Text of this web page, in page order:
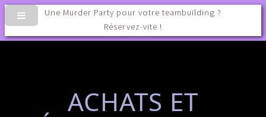
Une Murder Party pour votre teambuilding ?
Réservez-vite !
ACHATS ET